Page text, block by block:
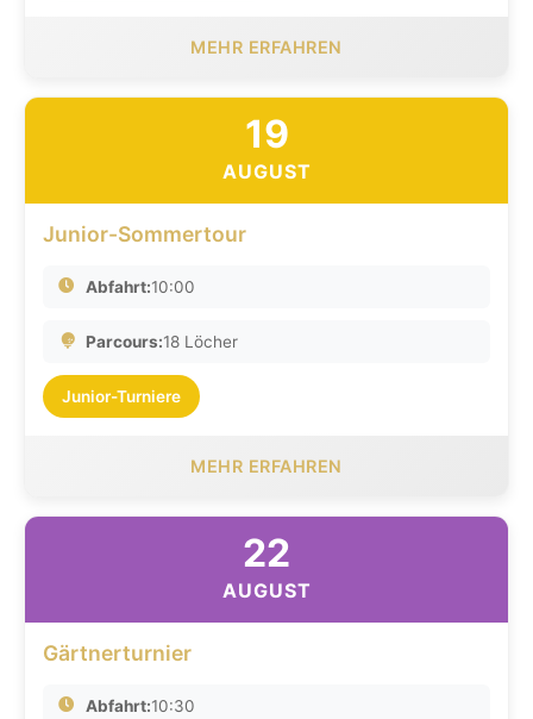
MEHR ERFAHREN
19
AUGUST
Junior-Sommertour
Abfahrt:10:00
Parcours:18 Löcher
Junior-Turniere
MEHR ERFAHREN
22
AUGUST
Gärtnerturnier
Abfahrt:10:30